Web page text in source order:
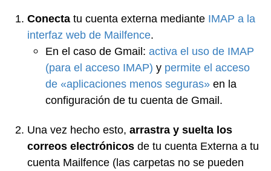
Conecta tu cuenta externa mediante IMAP a la
interfaz web de Mailfence.
En el caso de Gmail: activa el uso de IMAP
(para el acceso IMAP) y permite el acceso
de «aplicaciones menos seguras» en la
configuración de tu cuenta de Gmail.
Una vez hecho esto, arrastra y suelta los
correos electrónicos de tu cuenta Externa a tu
cuenta Mailfence (las carpetas no se pueden